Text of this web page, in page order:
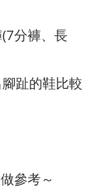
分褲、長
趾的鞋比較
參考～